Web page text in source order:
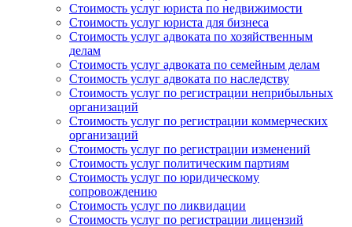
Стоимость услуг юриста по недвижимости
Стоимость услуг юриста для бизнеса
Стоимость услуг адвоката по хозяйственным
делам
Стоимость услуг адвоката по семейным делам
Стоимость услуг адвоката по наследству
Стоимость услуг по регистрации неприбыльных
организаций
Стоимость услуг по регистрации коммерческих
организаций
Стоимость услуг по регистрации изменений
Стоимость услуг политическим партиям
Стоимость услуг по юридическому
сопровождению
Стоимость услуг по ликвидации
Стоимость услуг по регистрации лицензий